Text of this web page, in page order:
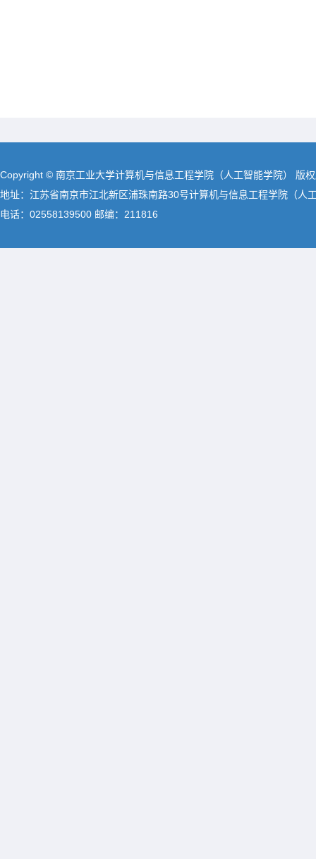
Copyright © 南京工业大学计算机与信息工程学院（人工智能学院） 版
地址：江苏省南京市江北新区浦珠南路30号计算机与信息工程学院（人
电话：02558139500 邮编：211816